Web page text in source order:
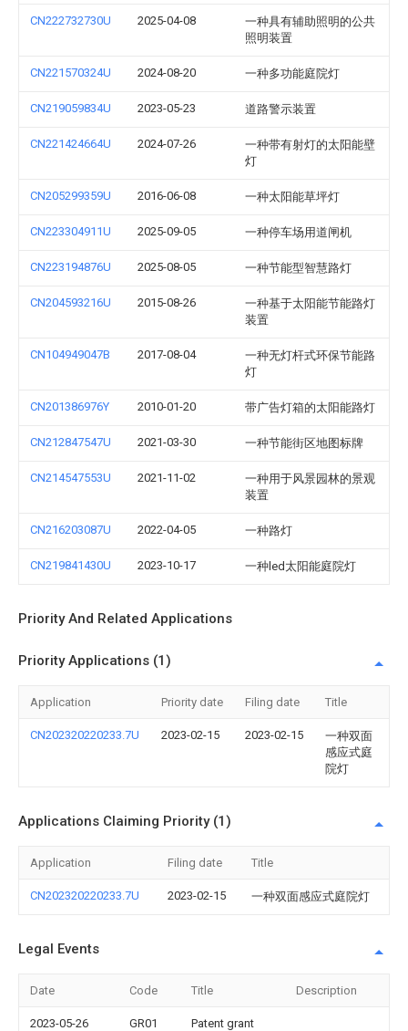
CN222732730U 2025-04-08
一种具有辅助照明的公共
照明装置
CN221570324U 2024-08-20 一种多功能庭院灯
CN219059834U 2023-05-23 道路警示装置
CN221424664U 2024-07-26
一种带有射灯的太阳能壁
灯
CN205299359U 2016-06-08 一种太阳能草坪灯
CN223304911U 2025-09-05 一种停车场用道闸机
CN223194876U 2025-08-05 一种节能型智慧路灯
CN204593216U 2015-08-26
一种基于太阳能节能路灯
装置
CN104949047B 2017-08-04
一种无灯杆式环保节能路
灯
CN201386976Y 2010-01-20 带广告灯箱的太阳能路灯
CN212847547U 2021-03-30 一种节能街区地图标牌
CN214547553U 2021-11-02
一种用于风景园林的景观
装置
CN216203087U 2022-04-05 一种路灯
CN219841430U 2023-10-17 一种led太阳能庭院灯
Priority And Related Applications
Priority Applications (1)
Application Priority date Filing date Title
CN202320220233.7U 2023-02-15 2023-02-15
一种双面
感应式庭
院灯
Applications Claiming Priority (1)
Application Filing date Title
CN202320220233.7U 2023-02-15 一种双面感应式庭院灯
Legal Events
Date Code Title Description
2023-05-26 GR01 Patent grant